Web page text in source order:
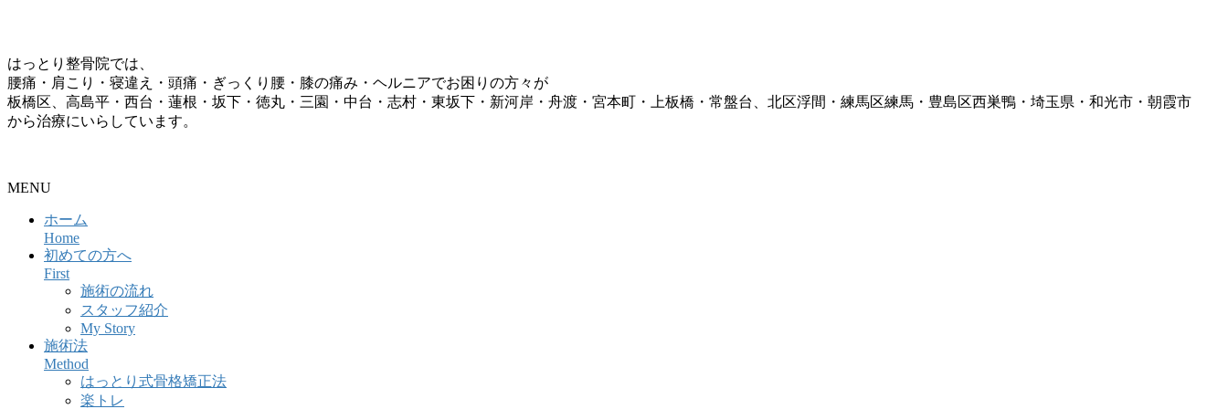
はっとり整骨院では、
腰痛・肩こり・寝違え・頭痛・ぎっくり腰・膝の痛み・ヘルニアでお困りの方々が
板橋区、高島平・西台・蓮根・坂下・徳丸・三園・中台・志村・東坂下・新河岸・舟渡・宮本町・上板橋・常盤台、北区浮間・練馬区練馬・豊島区西巣鴨・埼玉県・和光市・朝霞市
から治療にいらしています。
MENU
ホーム
Home
初めての方へ
First
施術の流れ
スタッフ紹介
My Story
施術法
Method
はっとり式骨格矯正法
楽トレ